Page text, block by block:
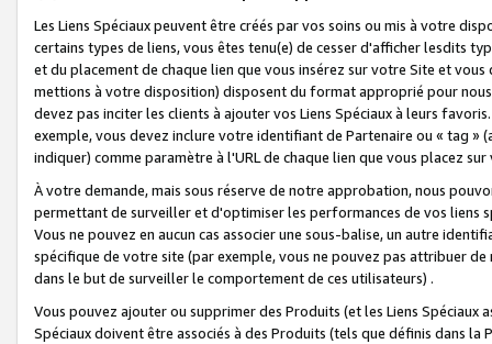
Les Liens Spéciaux peuvent être créés par vos soins ou mis à votre
certains types de liens, vous êtes tenu(e) de cesser d'afficher lesdits
et du placement de chaque lien que vous insérez sur votre Site et
mettions à votre disposition) disposent du format approprié pour
devez pas inciter les clients à ajouter vos Liens Spéciaux à leurs
exemple, vous devez inclure votre identifiant de Partenaire ou « tag
indiquer) comme paramètre à l'URL de chaque lien que vous placez
À votre demande, mais sous réserve de notre approbation, nous
permettant de surveiller et d'optimiser les performances de vos liens
Vous ne pouvez en aucun cas associer une sous-balise, un autre
spécifique de votre site (par exemple, vous ne pouvez pas attribuer
dans le but de surveiller le comportement de ces utilisateurs) .
Vous pouvez ajouter ou supprimer des Produits (et les Liens
Spéciaux doivent être associés à des Produits (tels que définis dans